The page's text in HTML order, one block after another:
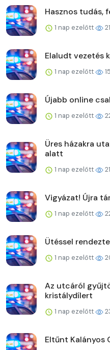
Hasznos tudás,
1 nap ezelőtt 21
Elaludt vezetés
1 nap ezelőtt 15
Újabb online
1 nap ezelőtt
Üres házakra
alatt
1 nap ezelőtt 21
Vigyázat! Újra
1 nap ezelőtt
Ütéssel
1 nap ezelőtt
Az utcáról
kristálydílert
1 nap ezelőtt
Eltűnt Kalányos